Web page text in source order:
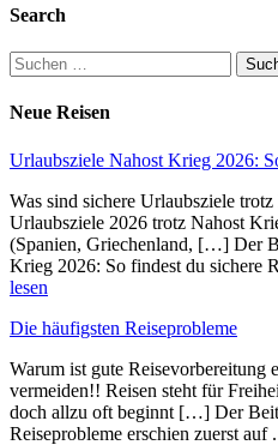
Search
Suchen
nach:
Neue Reisen
Urlaubsziele Nahost Krieg 2026:
Was sind sichere Urlaubsziele
Urlaubsziele 2026 trotz Nahost
(Spanien, Griechenland, […] Der
Krieg 2026: So findest du sichere
lesen
Die häufigsten Reiseprobleme
Warum ist gute Reisevorbereitung
vermeiden!! Reisen steht für
doch allzu oft beginnt […] Der
Reiseprobleme erschien zuerst auf .